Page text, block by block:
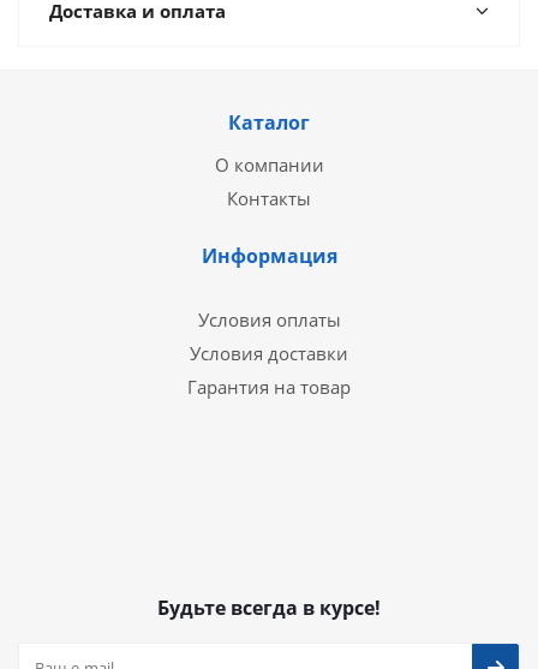
Доставка и оплата
Каталог
О компании
Контакты
Информация
Условия оплаты
Условия доставки
Гарантия на товар
Будьте всегда в курсе!